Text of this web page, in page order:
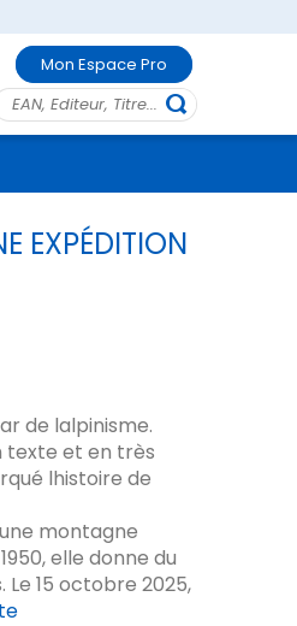
Mon Espace Pro
EXPÉDITION
de lalpinisme.
texte et en très
lhistoire de
montagne
elle donne du
15 octobre 2025,